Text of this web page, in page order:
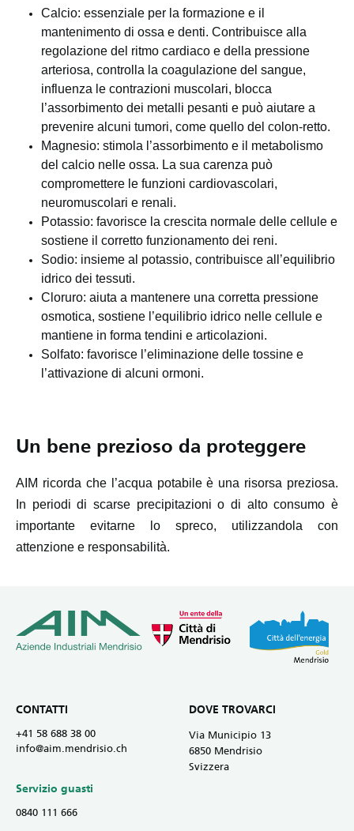
Calcio: essenziale per la formazione e il
mantenimento di ossa e denti. Contribuisce alla
regolazione del ritmo cardiaco e della pressione
arteriosa, controlla la coagulazione del sangue,
influenza le contrazioni muscolari, blocca
l’assorbimento dei metalli pesanti e può aiutare a
prevenire alcuni tumori, come quello del colon-retto.
Magnesio: stimola l’assorbimento e il metabolismo
del calcio nelle ossa. La sua carenza può
compromettere le funzioni cardiovascolari,
neuromuscolari e renali.
Potassio: favorisce la crescita normale delle cellule e
sostiene il corretto funzionamento dei reni.
Sodio: insieme al potassio, contribuisce all’equilibrio
idrico dei tessuti.
Cloruro: aiuta a mantenere una corretta pressione
osmotica, sostiene l’equilibrio idrico nelle cellule e
mantiene in forma tendini e articolazioni.
Solfato: favorisce l’eliminazione delle tossine e
l’attivazione di alcuni ormoni.
Un bene prezioso da proteggere
AIM ricorda che l’acqua potabile è una risorsa preziosa.
In periodi di scarse precipitazioni o di alto consumo è
importante evitarne lo spreco, utilizzandola con
attenzione e responsabilità.
CONTATTI
+41 58 688 38 00
info@aim.mendrisio.ch
Servizio guasti
0840 111 666
DOVE TROVARCI
Via Municipio 13
6850 Mendrisio
Svizzera